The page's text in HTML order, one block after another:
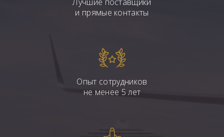
и прямые контакты
Опыт сотрудников
не менее 5 лет